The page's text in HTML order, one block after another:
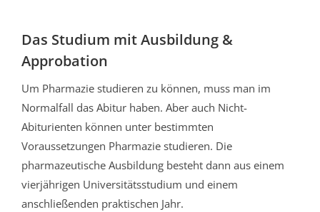
Das Studium mit Ausbildung &
Approbation
Um Pharmazie studieren zu können, muss man im
Normalfall das Abitur haben. Aber auch Nicht-
Abiturienten können unter bestimmten
Voraussetzungen Pharmazie studieren. Die
pharmazeutische Ausbildung besteht dann aus einem
vierjährigen Universitätsstudium und einem
anschließenden praktischen Jahr.